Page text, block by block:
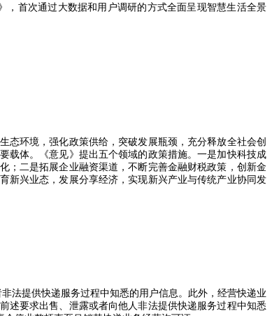
，首次通过大数据和用户调研的方式全面呈现智慧生活全景
态环境，强化政策供给，突破发展瓶颈，充分释放全社会创
载体。《意见》提出五个领域的政策措施。一是加快科技成
；二是拓展企业融资渠道，不断完善金融财税政策，创新金
新兴业态，发展分享经济，实现新兴产业与传统产业协同发
法提供快递服务过程中知悉的用户信息。此外，经营快递业
述要求出售、泄露或者向他人非法提供快递服务过程中知悉